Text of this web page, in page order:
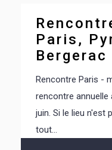
Paris,
Bergerac
Rencontre Paris -
rencontre annuelle
juin. Si le lieu n'est
tout...